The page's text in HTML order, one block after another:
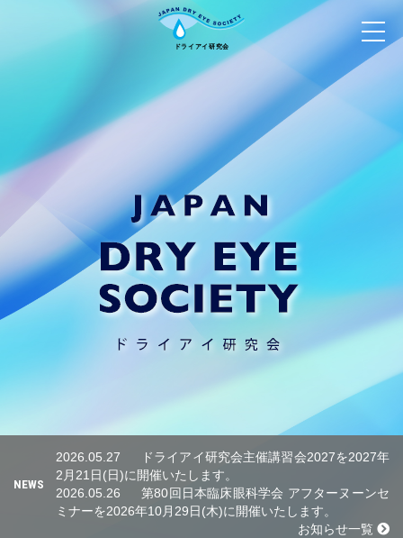
NEWS
2026.05.27
ドライアイ研究会主催講習会2027を2027年
2月21日(日)に開催いたします。
2026.05.26
第80回日本臨床眼科学会 アフターヌーンセ
ミナーを2026年10月29日(木)に開催いたします。
お知らせ一覧